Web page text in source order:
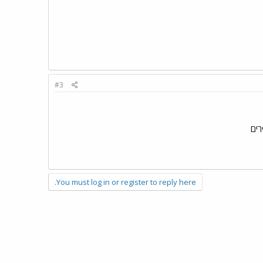
#3
You must log in or register to reply here.